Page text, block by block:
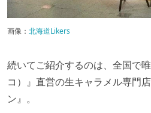
画像： 北海道Likers
続いてご紹介するのは、全国で
コ）』直営の生キャラメル専門
ン』。